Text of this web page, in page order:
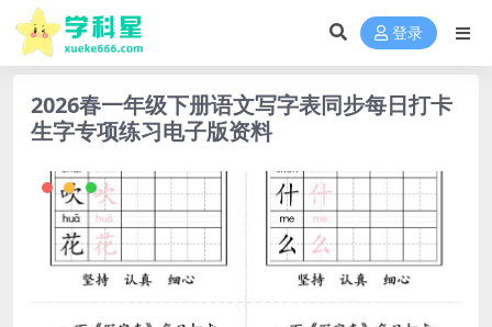
登录
2026春一年级下册语文写字表同步每日打卡
生字专项练习电子版资料